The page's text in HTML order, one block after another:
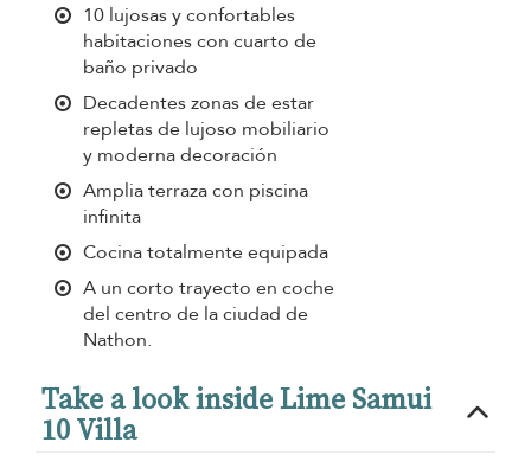
10 lujosas y confortables
habitaciones con cuarto de
baño privado
Decadentes zonas de estar
repletas de lujoso mobiliario
y moderna decoración
Amplia terraza con piscina
infinita
Cocina totalmente equipada
A un corto trayecto en coche
del centro de la ciudad de
Nathon.
Take a look inside Lime Samui
10 Villa